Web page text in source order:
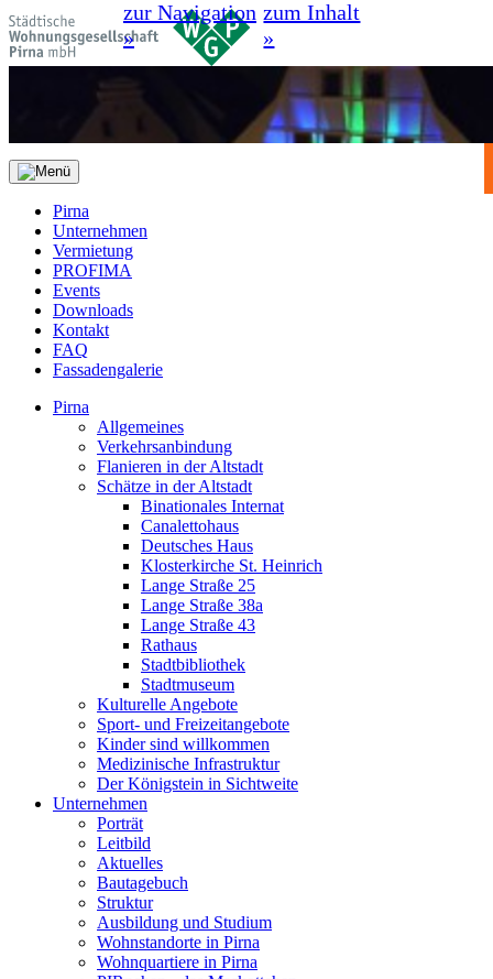
zur Navigation
»
zum Inhalt
»
Pirna
Unternehmen
Vermietung
PROFIMA
Events
Downloads
Kontakt
FAQ
Fassadengalerie
Pirna
Allgemeines
Verkehrsanbindung
Flanieren in der Altstadt
Schätze in der Altstadt
Binationales Internat
Canalettohaus
Deutsches Haus
Klosterkirche St. Heinrich
Lange Straße 25
Lange Straße 38a
Lange Straße 43
Rathaus
Stadtbibliothek
Stadtmuseum
Kulturelle Angebote
Sport- und Freizeitangebote
Kinder sind willkommen
Medizinische Infrastruktur
Der Königstein in Sichtweite
Unternehmen
Porträt
Leitbild
Aktuelles
Bautagebuch
Struktur
Ausbildung und Studium
Wohnstandorte in Pirna
Wohnquartiere in Pirna